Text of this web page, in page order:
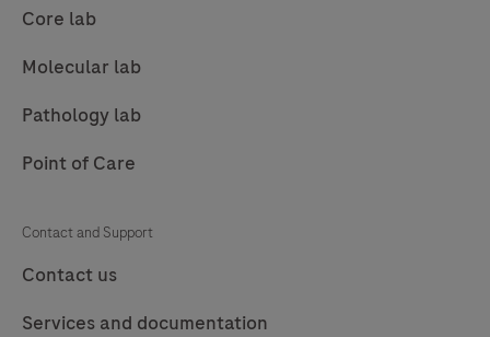
Core lab
Molecular lab
Pathology lab
Point of Care
Contact and Support
Contact us
Services and documentation